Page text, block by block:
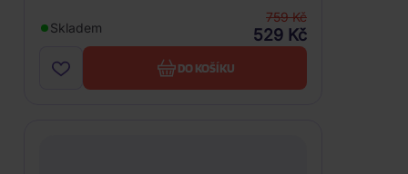
Skladem
759 Kč
529 Kč
DO KOŠÍKU